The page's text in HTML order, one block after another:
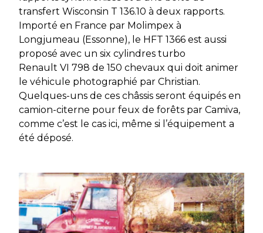
transfert Wisconsin T 136.10 à deux rapports.
Importé en France par Molimpex à
Longjumeau (Essonne), le HFT 1366 est aussi
proposé avec un six cylindres turbo
Renault VI 798 de 150 chevaux qui doit animer
le véhicule photographié par Christian.
Quelques-uns de ces châssis seront équipés en
camion-citerne pour feux de forêts par Camiva,
comme c’est le cas ici, même si l’équipement a
été déposé.